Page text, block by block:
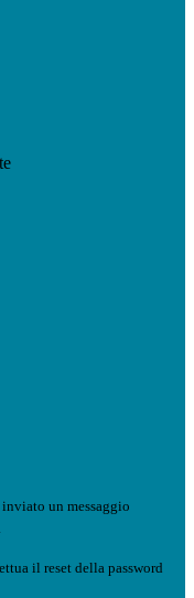
inviato un messaggio
il reset della password